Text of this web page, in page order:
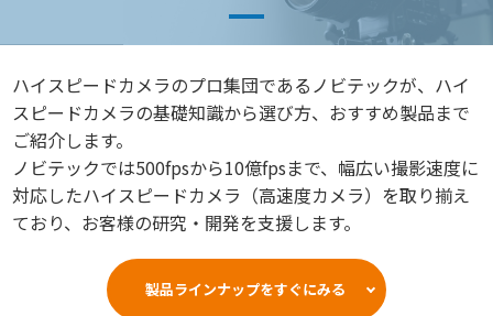
ハイスピードカメラのプロ集団であるノビテックが、ハイ
スピードカメラの基礎知識から選び方、おすすめ製品まで
ご紹介します。
ノビテックでは500fpsから10億fpsまで、幅広い撮影速度に
対応したハイスピードカメラ（高速度カメラ）を取り揃え
ており、お客様の研究・開発を支援します。
製品ラインナップをすぐにみる